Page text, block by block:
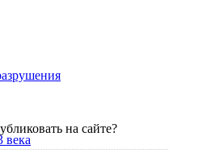
века
на сайте?